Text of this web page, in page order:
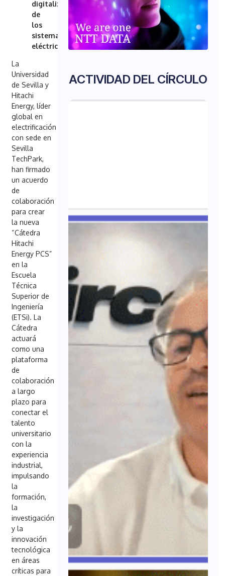
digitalización
de
los
sistemas
eléctricos
La
Universidad
de Sevilla y
Hitachi
Energy, líder
global en
electrificación
con sede en
Sevilla
TechPark,
han firmado
un acuerdo
de
colaboración
para crear
la nueva
“Cátedra
Hitachi
Energy PCS”
en la
Escuela
Técnica
Superior de
Ingeniería
(ETSi). La
Cátedra
actuará
como una
plataforma
de
colaboración
a largo
plazo para
conectar el
talento
universitario
con la
experiencia
industrial,
impulsando
la
formación,
la
investigación
y la
innovación
tecnológica
en áreas
críticas para
ACTIVIDAD DEL CÍRCULO